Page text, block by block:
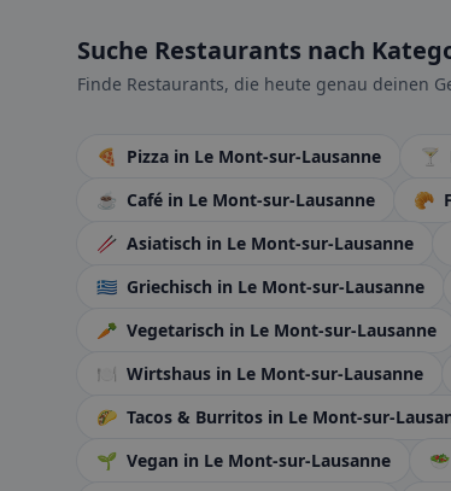
Suche Restaurants nach
Finde Restaurants, die heute genau deinen
🍕 Pizza in Le Mont-sur-Lausanne 🍸
☕ Café in Le Mont-sur-Lausanne 🥐
🥢 Asiatisch in Le Mont-sur-Lausanne
🇬🇷 Griechisch in Le Mont-sur-Lausanne
🥕 Vegetarisch in Le Mont-sur-Lausanne
🍽️ Wirtshaus in Le Mont-sur-Lausanne
🌮 Tacos & Burritos in Le Mont-sur-
🌱 Vegan in Le Mont-sur-Lausanne 🥗